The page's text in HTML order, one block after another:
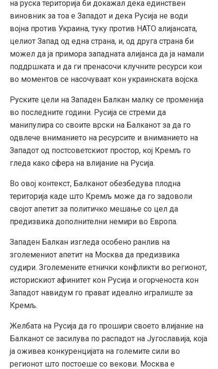
на руска територија би докажал дека единствен
виновник за тоа е Западот и дека Русија не води
војна против Украина, туку против НАТО алијансата,
целиот Запад од една страна, и, од друга страна би
можел да ја примора западната алијанса да ја намали
поддршката и да ги пренасочи клучните ресурси кои
во моментов се насочуваат кон украинската војска.
Руските цели на Западен Балкан малку се променија
во последните години. Русија се стреми да
манипулира со своите врски на Балканот за да го
одвлече вниманието на ресурсите и вниманието на
Западот од постсоветскиот простор, кој Кремљ го
гледа како сфера на влијание на Русија.
Во овој контекст, Балканот обезбедува плодна
територија каде што Кремљ може да го задоволи
својот апетит за политичко мешање со цел да
предизвика дополнителни немири во Европа.
Западен Балкан изгледа особено ранлив на
зголемениот апетит на Москва да предизвика
судири. Зголемените етнички конфликти во регионот,
историскиот афинитет кон Русија и огорченоста кон
Западот навидум го прават идеално игралиште за
Кремљ.
Желбата на Русија да го прошири своето влијание на
Балканот се засилува по распадот на Југославија, која
ја оживеа конкуренцијата на големите сили во
регионот што постоеше со векови. Москва е